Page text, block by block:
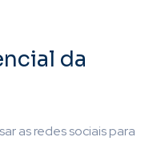
da
as redes sociais para